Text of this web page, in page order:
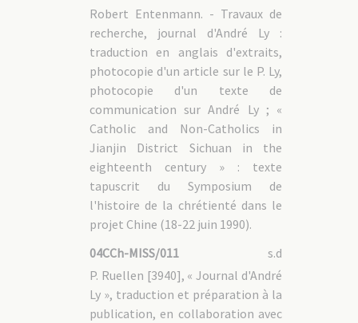
04CCh-GUIZ : Guizhou 贵州
04CCh-GUIZ – 1 : Guiyang 贵阳市 /Kweiyang
04CCh-GUIZ – 1.2 : Vie de la mission
04CCh-GUIZ – 1.3 : Biens de la mission
04CCh-GUIZ – 1.4 : Clergé chinois
04CCh-GUIZ – 1.5 : Documentation
04CCh-GUIZ – 2 : Anlong 安龙县 / Lanlong
04CCh-GUIZ – 2.2 : Vie de la mission
04CCh-GUIZ – 2.3 : Biens de la mission
04CCh-GUIZ – 2.4 : Clergé chinois
04CCh-GUIZ – 2.5 : Documentation
04CCh-GUIZ – 3 : Correspondance des PP. MEP
04CCh-GUA : Guangxi 广西壮族自治区 (Nanning 南宁)
04CCh-GUA – 1 : Fonds de [2756] Mgr Paulin Albouy, vicaire
apostolique
04CCh-GUA – 2 : Administration
04CCh-GUA – 3 : Vie de la mission
04CCh-GUA – 4 : Biens de la mission
04CCh-GUA – 5 : Clergé chinois
Robert Entenmann. - Travaux de
recherche, journal d'André Ly :
traduction en anglais d'extraits,
photocopie d'un article sur le P. Ly,
photocopie d'un texte de
communication sur André Ly ; «
Catholic and Non-Catholics in
Jianjin District Sichuan in the
eighteenth century » : texte
tapuscrit du Symposium de
l'histoire de la chrétienté dans le
projet Chine (18-22 juin 1990).
04CCh-MISS/011
s.d
P. Ruellen [3940], « Journal d'André
Ly », traduction et préparation à la
publication, en collaboration avec